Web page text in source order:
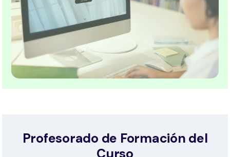
Profesorado de Formación del
Curso